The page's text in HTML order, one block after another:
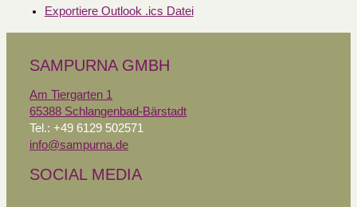
Exportiere Outlook .ics Datei
SAMPURNA GMBH
Am Tiergarten 1
65388 Schlangenbad-Bärstadt
Tel.: +49 6129 502571
info@sampurna.de
SOCIAL MEDIA